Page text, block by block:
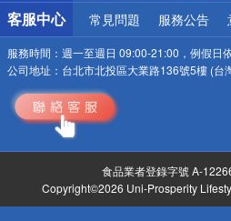
客服中心 常見問題 服務公告
服務時間： 週一至週日 09:00-21:00，例假日
公司地址： 台北市北投區大業路136號5樓 (台
食品業者登錄字號 A-
Copyright©2026 Uni-Prosperity